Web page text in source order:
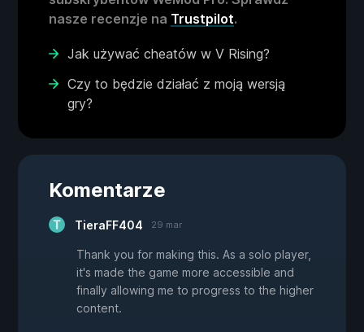
nasze recenzje na Trustpilot.
Jak używać cheatów w V Rising?
Czy to będzie działać z moją wersją
gry?
Komentarze
TieraFF404 29 mar
Thank you for making this. As a solo player,
it's made the game more accessible and
finally allowing me to progress to the higher
content.